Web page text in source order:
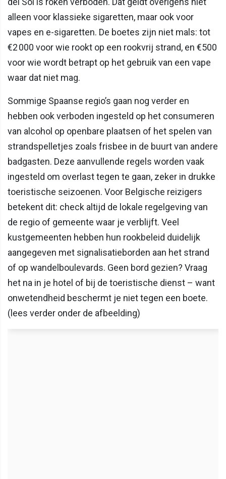
alleen voor klassieke sigaretten, maar ook voor
vapes en e-sigaretten. De boetes zijn niet mals: tot
€2 000 voor wie rookt op een rookvrij strand, en €500
voor wie wordt betrapt op het gebruik van een vape
waar dat niet mag.
Sommige Spaanse regio’s gaan nog verder en
hebben ook verboden ingesteld op het consumeren
van alcohol op openbare plaatsen of het spelen van
strandspelletjes zoals frisbee in de buurt van andere
badgasten. Deze aanvullende regels worden vaak
ingesteld om overlast tegen te gaan, zeker in drukke
toeristische seizoenen. Voor Belgische reizigers
betekent dit: check altijd de lokale regelgeving van
de regio of gemeente waar je verblijft. Veel
kustgemeenten hebben hun rookbeleid duidelijk
aangegeven met signalisatieborden aan het strand
of op wandelboulevards. Geen bord gezien? Vraag
het na in je hotel of bij de toeristische dienst – want
onwetendheid beschermt je niet tegen een boete.
(lees verder onder de afbeelding)